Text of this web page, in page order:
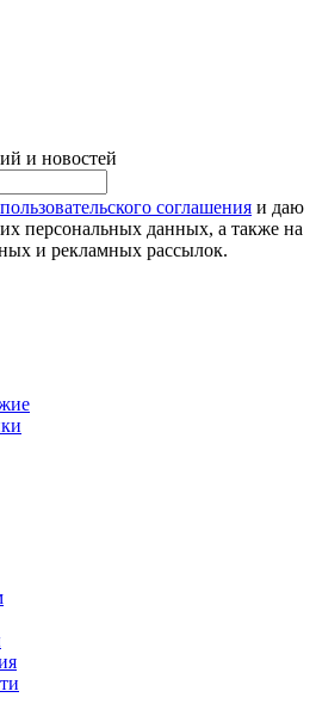
и новостей
соглашения и даю
персональных данных, а также на
и рекламных рассылок.